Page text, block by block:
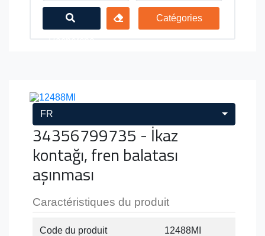
Catégories
FR
34356799735 - İkaz
kontağı, fren balatası
aşınması
Caractéristiques du produit
Code du produit 12488MI